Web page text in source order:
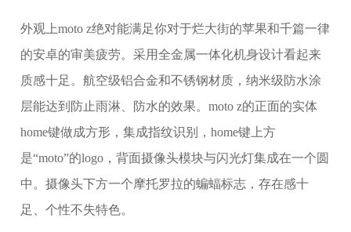
外观上moto z绝对能满足你对于烂大街的苹果和千篇一律
的安卓的审美疲劳。采用全金属一体化机身设计看起来
质感十足。航空级铝合金和不锈钢材质，纳米级防水涂
层能达到防止雨淋、防水的效果。moto z的正面的实体
home键做成方形，集成指纹识别，home键上方
是“moto”的logo，背面摄像头模块与闪光灯集成在一个圆
中。摄像头下方一个摩托罗拉的蝙蝠标志，存在感十
足、个性不失特色。